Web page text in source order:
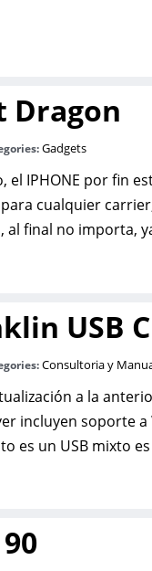
Dragon
Gadgets
IPHONE por fin
cualquier
al final no importa,
USB
Consultoria y
a la
incluyen soporte
es un USB mixto